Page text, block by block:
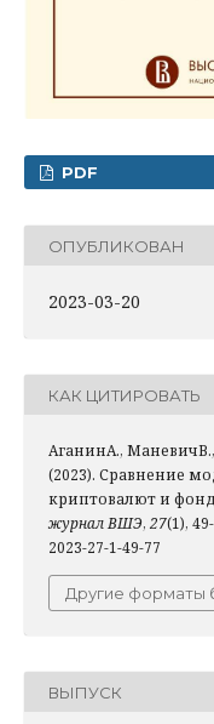
PDF
ОПУБЛИКОВАН
2023-03-20
КАК ЦИТИРОВАТЬ
АганинА.,
(2023). Сравнение
криптовалют и
журнал ВШЭ, 27(1),
2023-27-1-49-77
Другие форматы
ВЫПУСК